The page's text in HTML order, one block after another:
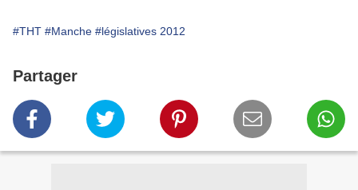
#THT #Manche #législatives 2012
Partager